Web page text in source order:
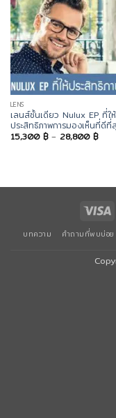
LENS
เลนส์ชั้นเดียว Nulux EP ที่ให้
ประสิทธิภาพการมองเห็นที่ดีที่
15,300 ฿ – 28,800 ฿Price
บทความ คำถามที่พบบ่อย